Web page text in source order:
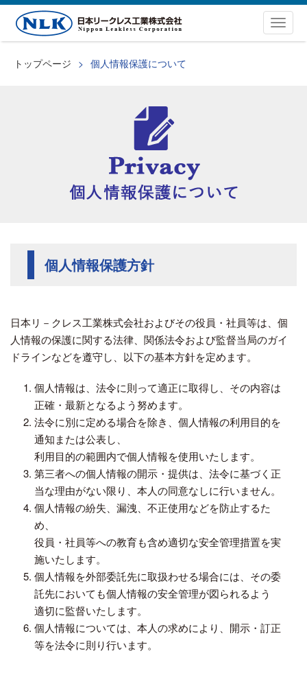
トップページ 個人情報保護について
個人情報保護方針
日本リ－クレス工業株式会社およびその役員・社員等は、個
人情報の保護に関する法律、関係法令および監督当局のガイ
ドラインなどを遵守し、以下の基本方針を定めます。
個人情報は、法令に則って適正に取得し、その内容は
正確・最新となるよう努めます。
法令に別に定める場合を除き、個人情報の利用目的を
通知または公表し、
利用目的の範囲内で個人情報を使用いたします。
第三者への個人情報の開示・提供は、法令に基づく正
当な理由がない限り、本人の同意なしに行いません。
個人情報の紛失、漏洩、不正使用などを防止するた
め、
役員・社員等への教育も含め適切な安全管理措置を実
施いたします。
個人情報を外部委託先に取扱わせる場合には、その委
託先においても個人情報の安全管理が図られるよう
適切に監督いたします。
個人情報については、本人の求めにより、開示・訂正
等を法令に則り行います。